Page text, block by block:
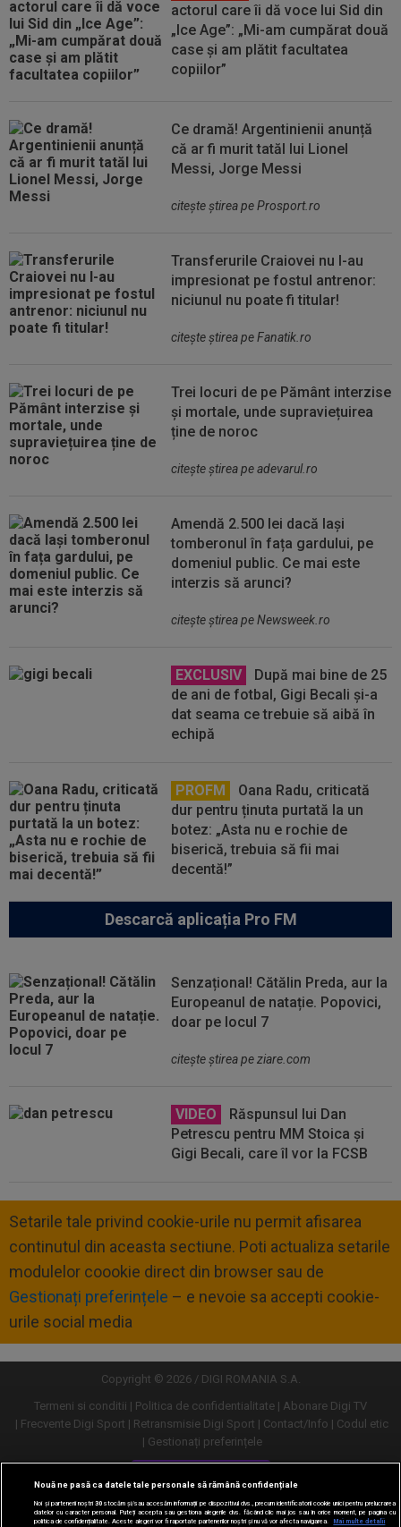
actorul care îi dă voce lui Sid din
„Ice Age”: „Mi-am cumpărat două
case și am plătit facultatea
copiilor”
Ce dramă! Argentinienii anunță
că ar fi murit tatăl lui Lionel
Messi, Jorge Messi
citeşte ştirea pe Prosport.ro
Transferurile Craiovei nu l-au
impresionat pe fostul antrenor:
niciunul nu poate fi titular!
citeşte ştirea pe Fanatik.ro
Trei locuri de pe Pământ interzise
și mortale, unde supraviețuirea
ține de noroc
citeşte ştirea pe adevarul.ro
Amendă 2.500 lei dacă lași
tomberonul în fața gardului, pe
domeniul public. Ce mai este
interzis să arunci?
citeşte ştirea pe Newsweek.ro
EXCLUSIV
După mai bine de 25
de ani de fotbal, Gigi Becali și-a
dat seama ce trebuie să aibă în
echipă
PROFM
Oana Radu, criticată
dur pentru ținuta purtată la un
botez: „Asta nu e rochie de
biserică, trebuia să fii mai
decentă!”
Descarcă aplicația Pro FM
Senzațional! Cătălin Preda, aur la
Europeanul de natație. Popovici,
doar pe locul 7
citeşte ştirea pe ziare.com
VIDEO
Răspunsul lui Dan
Petrescu pentru MM Stoica și
Gigi Becali, care îl vor la FCSB
Setarile tale privind cookie-urile nu permit afisarea
continutul din aceasta sectiune. Poti actualiza setarile
modulelor coookie direct din browser sau de
Gestionați preferințele – e nevoie sa accepti cookie-
urile social media
Copyright © 2026 / DIGI ROMANIA S.A.
Termeni si conditii
Politica de confidentialitate
Abonare Digi TV
Frecvente Digi Sport
Retransmisie Digi Sport Contact/Info
Codul etic
Gestionați preferințele
Versiune desktop
Nouă ne pasă ca datele tale personale să rămână confidențiale
Noi și partenerii noștri30stocăm și/sau accesăm informații pe dispozitivul dvs., precum identificatorii cookie unici pentru prelucrarea
datelor cu caracter personal. Puteți accepta sau gestiona alegerile dvs. făcând clic mai jos sau în orice moment, pe pagina cu
politica de confidențialitate. Aceste alegeri vor fi raportate partenerilor noștri și nu vă vor afecta navigarea.
Mai multe detalii